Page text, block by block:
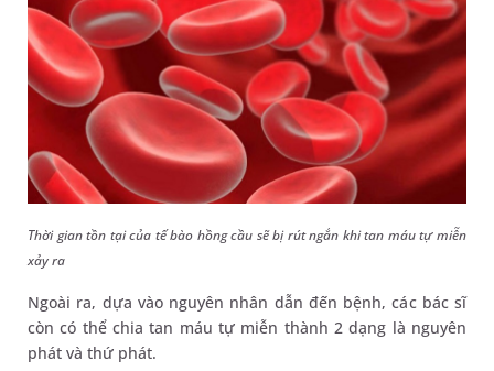
Thời gian tồn tại của tế bào hồng cầu sẽ bị rút ngắn khi tan máu tự miễn
xảy ra
Ngoài ra, dựa vào nguyên nhân dẫn đến bệnh, các bác sĩ
còn có thể chia tan máu tự miễn thành 2 dạng là nguyên
phát và thứ phát.